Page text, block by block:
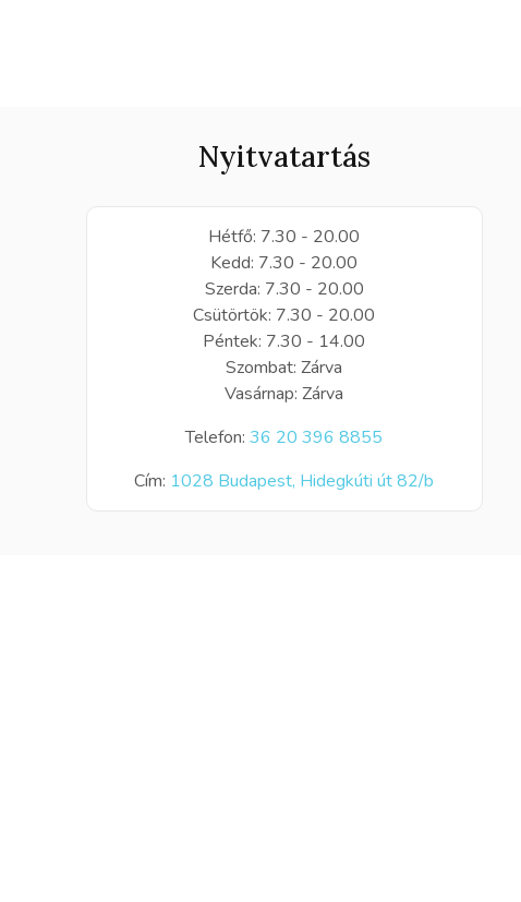
Nyitvatartás
Hétfő: 7.30 - 20.00
Kedd: 7.30 - 20.00
Szerda: 7.30 - 20.00
Csütörtök: 7.30 - 20.00
Péntek: 7.30 - 14.00
Szombat: Zárva
Vasárnap: Zárva
Telefon:36 20 396 8855
Cím: 1028 Budapest, Hidegkúti út 82/b